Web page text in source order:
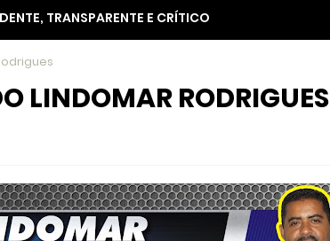
TRANSPARENTE E CRÍTICO
LINDOMAR RODRIGUES